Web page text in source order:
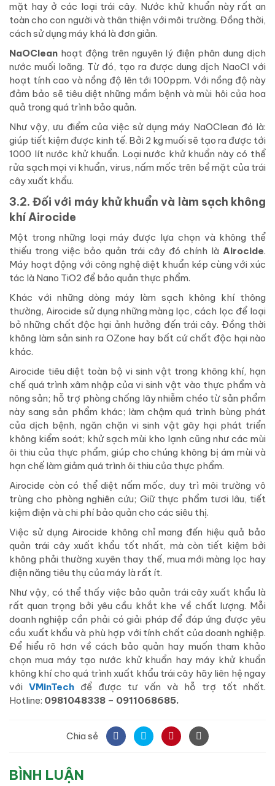
mặt hay ở các loại trái cây. Nước khử khuẩn này rất an
toàn cho con người và thân thiện với môi trường. Đồng thời,
cách sử dụng máy khá là đơn giản.
NaOClean hoạt động trên nguyên lý điện phân dung dịch
nước muối loãng. Từ đó, tạo ra được dung dịch NaoCl với
hoạt tính cao và nồng độ lên tới 100ppm. Với nồng độ này
đảm bảo sẽ tiêu diệt những mầm bệnh và mùi hôi của hoa
quả trong quá trình bảo quản.
Như vậy, ưu điểm của việc sử dụng máy NaOClean đó là:
giúp tiết kiệm được kinh tế. Bởi 2 kg muối sẽ tạo ra được tới
1000 lít nước khử khuẩn. Loại nước khử khuẩn này có thể
rửa sạch mọi vi khuẩn, virus, nấm mốc trên bề mặt của trái
cây xuất khẩu.
3.2. Đối với máy khử khuẩn và làm sạch không
khí Airocide
Một trong những loại máy được lựa chọn và không thể
thiếu trong việc bảo quản trái cây đó chính là Airocide.
Máy hoạt động với công nghệ diệt khuẩn kép cùng với xúc
tác là Nano TiO2 để bảo quản thực phẩm.
Khác với những dòng máy làm sạch không khí thông
thường, Airocide sử dụng những màng lọc, cách lọc để loại
bỏ những chất độc hại ảnh hưởng đến trái cây. Đồng thời
không làm sản sinh ra OZone hay bất cứ chất độc hại nào
khác.
Airocide tiêu diệt toàn bộ vi sinh vật trong không khí, hạn
chế quá trình xâm nhập của vi sinh vật vào thực phẩm và
nông sản; hỗ trợ phòng chống lây nhiễm chéo từ sản phẩm
này sang sản phẩm khác; làm chậm quá trình bùng phát
của dịch bệnh, ngăn chặn vi sinh vật gây hại phát triển
không kiểm soát; khử sạch mùi kho lạnh cũng như các mùi
ôi thiu của thực phẩm, giúp cho chúng không bị ám mùi và
hạn chế làm giảm quá trình ôi thiu của thực phẩm.
Airocide còn có thể diệt nấm mốc, duy trì môi trường vô
trùng cho phòng nghiên cứu; Giữ thực phẩm tươi lâu, tiết
kiệm điện và chi phí bảo quản cho các siêu thị.
Việc sử dụng Airocide không chỉ mang đến hiệu quả bảo
quản trái cây xuất khẩu tốt nhất, mà còn tiết kiệm bởi
không phải thường xuyên thay thế, mua mới màng lọc hay
điện năng tiêu thụ của máy là rất ít.
Như vậy, có thể thấy việc bảo quản trái cây xuất khẩu là
rất quan trọng bởi yêu cầu khắt khe về chất lượng. Mỗi
doanh nghiệp cần phải có giải pháp để đáp ứng được yêu
cầu xuất khẩu và phù hợp với tính chất của doanh nghiệp.
Để hiểu rõ hơn về cách bảo quản hay muốn tham khảo
chọn mua máy tạo nước khử khuẩn hay máy khử khuẩn
không khí cho quá trình xuất khẩu trái cây hãy liên hệ ngay
vớiVMinTech để được tư vấn và hỗ trợ tốt nhất.
Hotline: 0981048338 – 0911068685.
Chia sẻ
BÌNH LUẬN